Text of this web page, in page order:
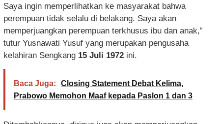
Saya ingin memperlihatkan ke masyarakat bahwa
perempuan tidak selalu di belakang. Saya akan
memperjuangkan perempuan terkhusus ibu dan anak,”
tutur Yusnawati Yusuf yang merupakan pengusaha
kelahiran Sengkang 15 Juli 1972 ini.
Baca Juga:
Closing Statement Debat Kelima,
Prabowo Memohon Maaf kepada Paslon 1 dan 3